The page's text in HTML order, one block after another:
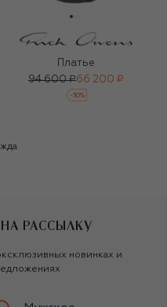
Платье
94 600 ₽66 200 ₽
-30%
РАССЫЛКУ
новинках и